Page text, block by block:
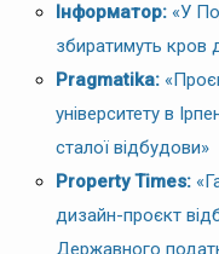
Інформатор: «У
збиратимуть кров
Pragmatika:
університету в
сталої відбудови»
Property Times:
дизайн-проєкт